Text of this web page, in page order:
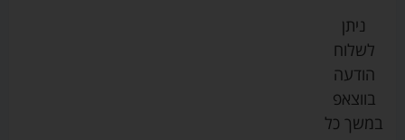
ניתן
לשלוח
הודעה
בווצאפ
במשך כל